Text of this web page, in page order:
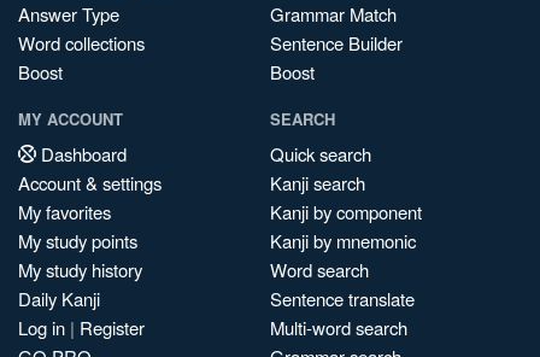
Answer Type
Word collections
Boost
Grammar Match
Sentence Builder
Boost
MY ACCOUNT
Dashboard
Account & settings
My favorites
My study points
My study history
Daily Kanji
Log in | Register
SEARCH
Quick search
Kanji search
Kanji by component
Kanji by mnemonic
Word search
Sentence translate
Multi-word search